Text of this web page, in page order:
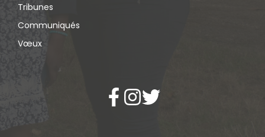
Tribunes
Communiqués
Vœux